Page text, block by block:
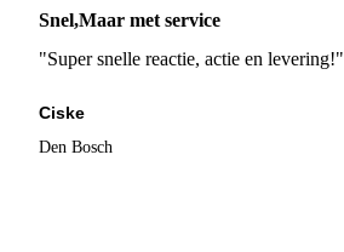
Snel,Maar met service
"Super snelle reactie, actie en levering!"
Ciske
Den Bosch